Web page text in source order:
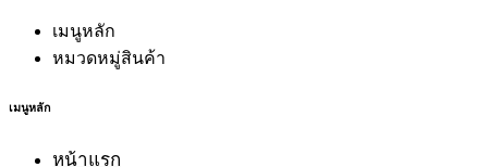
เมนูหลัก
หมวดหมู่สินค้า
เมนูหลัก
หน้าแรก